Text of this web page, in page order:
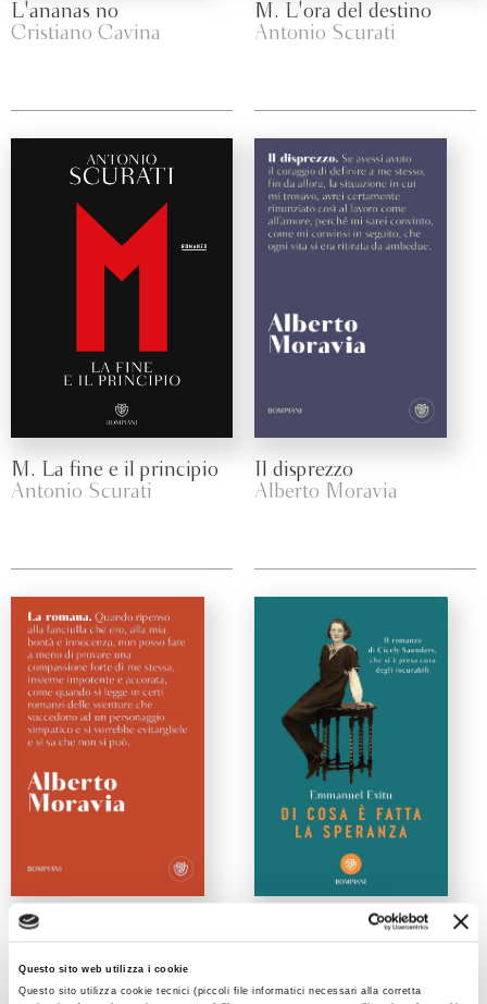
Questo sito web utilizza i cookie
Questo sito utilizza cookie tecnici (piccoli file informatici necessari alla corretta
L'ananas no
Cristiano Cavina
M. L'ora del destino
Antonio Scurati
M. La fine e il principio
Antonio Scurati
Il disprezzo
Alberto Moravia
La romana
Di cosa è fatta la